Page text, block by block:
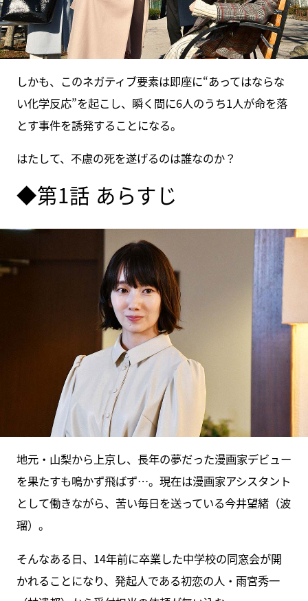
しかも、このネガティブ要素は即座に“あってはならな
い化学反応”を起こし、瞬く間に6人のうち1人が命を落
とす事件を誘発することになる。
はたして、不慮の死を遂げるのは誰なのか？
◆第1話 あらすじ
地元・山梨から上京し、長年の夢だった漫画家デビュー
を果たすも鳴かず飛ばず…。現在は漫画家アシスタント
として働きながら、苦い毎日を送っている今井望緒（波
瑠）。
そんなある日、14年前に卒業した中学校の同窓会が開
かれることになり、発起人である初恋の人・雨宮秀一